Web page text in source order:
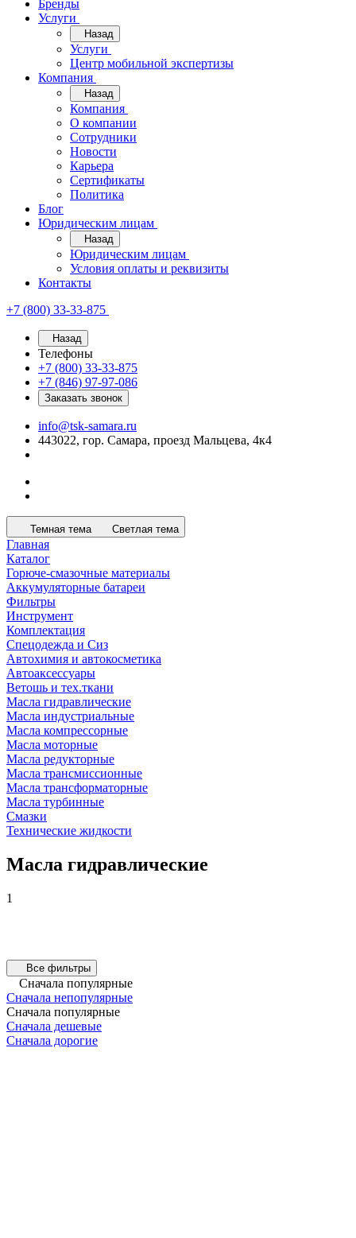
Бренды
Услуги
Назад
Услуги
Центр мобильной экспертизы
Компания
Назад
Компания
О компании
Сотрудники
Новости
Карьера
Сертификаты
Политика
Блог
Юридическим лицам
Назад
Юридическим лицам
Условия оплаты и реквизиты
Контакты
+7 (800) 33-33-875
Назад
Телефоны
+7 (800) 33-33-875
+7 (846) 97-97-086
Заказать звонок
info@tsk-samara.ru
443022, гор. Самара, проезд Мальцева, 4к4
Темная тема Светлая тема
Главная
Каталог
Горюче-смазочные материалы
Аккумуляторные батареи
Фильтры
Инструмент
Комплектация
Спецодежда и Сиз
Автохимия и автокосметика
Автоаксессуары
Ветошь и тех.ткани
Масла гидравлические
Масла индустриальные
Масла компрессорные
Масла моторные
Масла редукторные
Масла трансмиссионные
Масла трансформаторные
Масла турбинные
Смазки
Технические жидкости
Масла гидравлические
1
Все фильтры
Сначала популярные
Сначала непопулярные
Сначала популярные
Сначала дешевые
Сначала дорогие